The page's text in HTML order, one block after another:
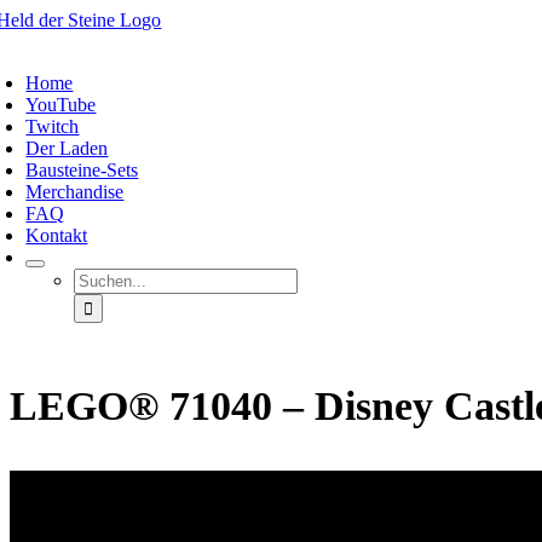
Zum
Home
YouTube
Twitch
Der Laden
Bausteine-Sets
Merchandise
FAQ
Kontakt
Suche
nach:
LEGO® 71040 – Disney